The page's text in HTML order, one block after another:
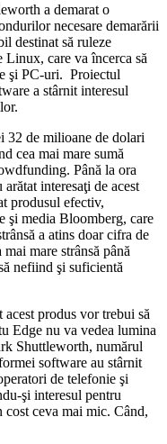
a demarat o
necesare demarării
destinat să ruleze
Linux, care va încerca să
şi PC-uri. Proiectul
a stârnit interesul
32 de milioane de dolari
cea mai mare sumă
Până la ora
interesaţi de acest
produsul efectiv,
şi media Bloomberg, care
a atins doar cifra de
mare strânsă până
nefiind şi suficientă
produs vor trebui să
Edge nu va vedea lumina
Shuttleworth, numărul
software au stârnit
de telefonie şi
şi interesul pentru
ceva mai mic. Când,